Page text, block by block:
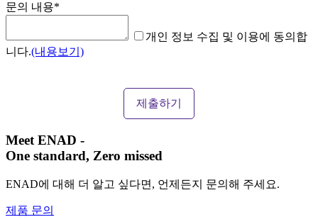
문의 내용*
개인 정보 수집 및 이용에 동의합
니다.(내용보기)
Meet ENAD -
One standard, Zero missed​
ENAD에 대해 더 알고 싶다면, 언제든지 문의해 주세요.
제품 문의